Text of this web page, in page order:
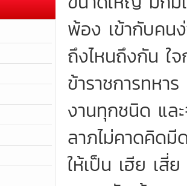
พ้อง เข้ากับคน
ถึงไหนถึงกัน ใ
ข้าราชการทหา
งานทุกชนิด แล
ลาภไม่คาดคิดมี
ให้เป็น เฮีย เสี่